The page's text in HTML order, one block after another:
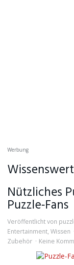
Werbung
Nützliches
Puzzle-Fans
Veröffentlicht von
Entertainment, Wissen
Zubehör
Keine